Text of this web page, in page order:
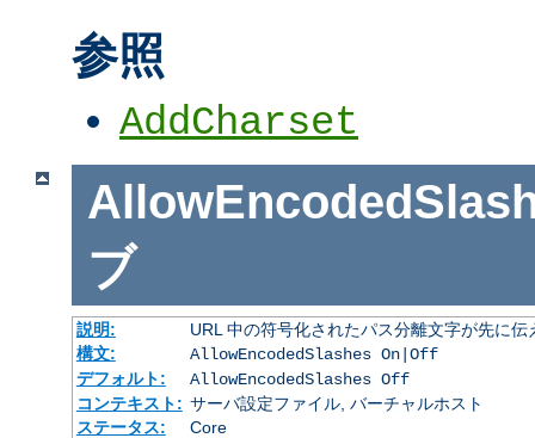
参照
AddCharset
ブ
説明:
URL 中の符号化されたパス分離文字が先に
構文:
AllowEncodedSlashes On|Off
デフォルト:
AllowEncodedSlashes Off
コンテキスト: サーバ設定ファイル, バーチャルホスト
ステータス:
Core